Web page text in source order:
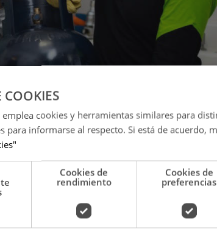
(Foto: Limagas)
un balón de
de Limagas, recomienda tomar en cuenta
COOKIES
cookies y herramientas similares para
para informarse al respecto. Si está de acuerdo,
Cookies de
rendimiento
Cookies de
preferencias